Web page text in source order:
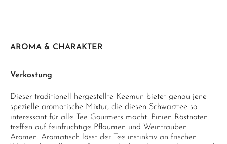
AROMA & CHARAKTER
Verkostung
Dieser traditionell hergestellte Keemun bietet genau jene
spezielle aromatische Mixtur, die diesen Schwarztee so
interessant für alle Tee Gourmets macht. Pinien Röstnoten
treffen auf feinfruchtige Pflaumen und Weintrauben
Aromen. Aromatisch lässt der Tee instinktiv an frischen